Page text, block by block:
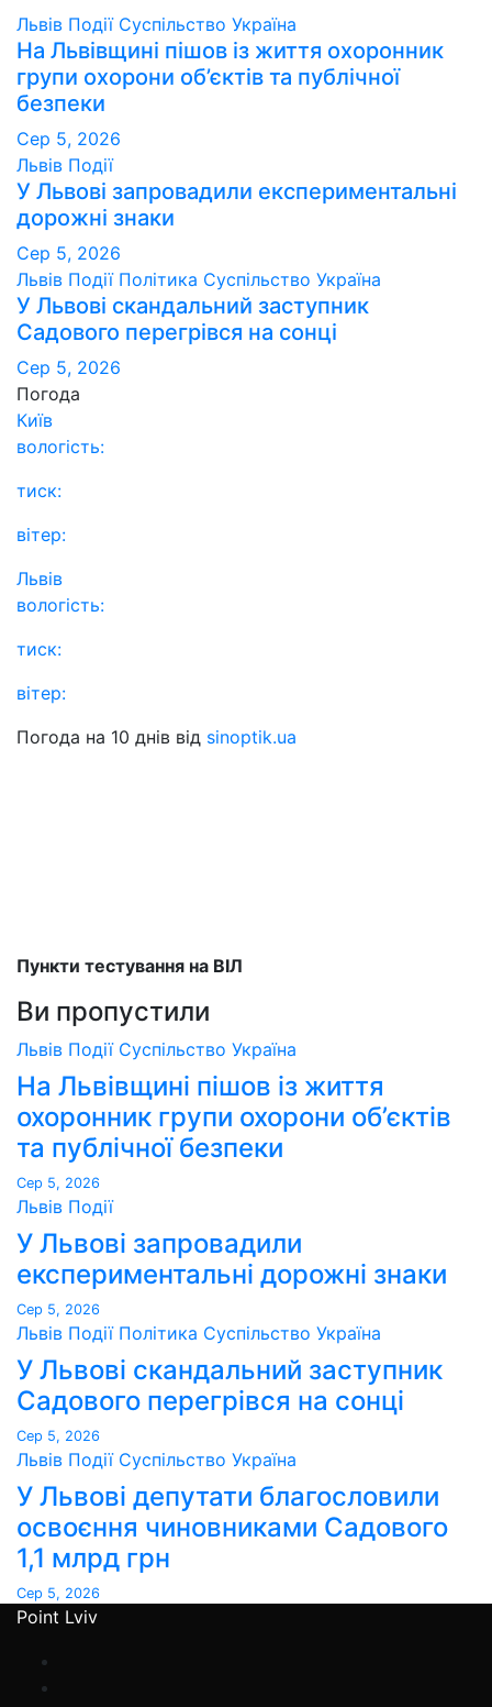
Львів Події Суспільство Україна
На Львівщині пішов із життя охоронник
групи охорони об’єктів та публічної
безпеки
Сер 5, 2026
Львів Події
У Львові запровадили експериментальні
дорожні знаки
Сер 5, 2026
Львів Події Політика Суспільство Україна
У Львові скандальний заступник
Садового перегрівся на сонці
Сер 5, 2026
Погода
Київ
вологість:
тиск:
вітер:
Львів
вологість:
тиск:
вітер:
Погода на 10 днів від sinoptik.ua
Пункти тестування на ВІЛ
Ви пропустили
Львів Події Суспільство Україна
На Львівщині пішов із життя
охоронник групи охорони об’єктів
та публічної безпеки
Сер 5, 2026
Львів Події
У Львові запровадили
експериментальні дорожні знаки
Сер 5, 2026
Львів Події Політика Суспільство Україна
У Львові скандальний заступник
Садового перегрівся на сонці
Сер 5, 2026
Львів Події Суспільство Україна
У Львові депутати благословили
освоєння чиновниками Садового
1,1 млрд грн
Сер 5, 2026
Point Lviv